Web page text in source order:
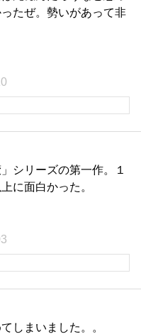
たぜ。勢いがあって非
シリーズの第一作。１
に面白かった。
しまいました。。